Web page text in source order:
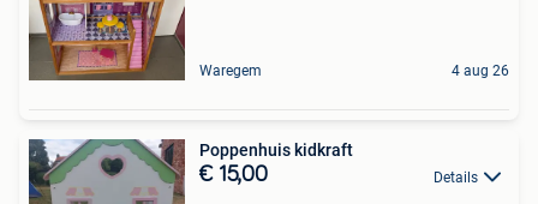
Waregem 4 aug 26
Poppenhuis kidkraft
€ 15,00 Details